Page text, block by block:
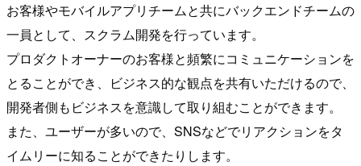
お客様やモバイルアプリチームと共にバックエンドチームの
一員として、スクラム開発を行っています。
プロダクトオーナーのお客様と頻繁にコミュニケーションを
とることができ、ビジネス的な観点を共有いただけるので、
開発者側もビジネスを意識して取り組むことができます。
また、ユーザーが多いので、SNSなどでリアクションをタ
イムリーに知ることができたりします。